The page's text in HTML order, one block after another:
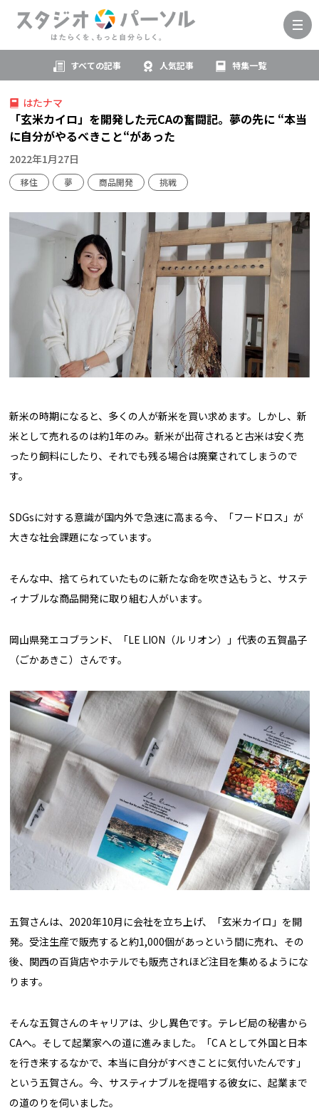
すべての記事 人気記事 特集一覧
はたナマ
「玄米カイロ」を開発した元CAの奮闘記。夢の先に “本当
に自分がやるべきこと“があった
2022年1月27日
移住 夢 商品開発 挑戦
新米の時期になると、多くの人が新米を買い求めます。しかし、新
米として売れるのは約1年のみ。新米が出荷されると古米は安く売
ったり飼料にしたり、それでも残る場合は廃棄されてしまうので
す。
SDGsに対する意識が国内外で急速に高まる今、「フードロス」が
大きな社会課題になっています。
そんな中、捨てられていたものに新たな命を吹き込もうと、サステ
ィナブルな商品開発に取り組む人がいます。
岡山県発エコブランド、「LE LION（ル リオン）」代表の五賀晶子
（ごかあきこ）さんです。
五賀さんは、2020年10月に会社を立ち上げ、「玄米カイロ」を開
発。受注生産で販売すると約1,000個があっという間に売れ、その
後、関西の百貨店やホテルでも販売されほど注目を集めるようにな
ります。
そんな五賀さんのキャリアは、少し異色です。テレビ局の秘書から
CAへ。そして起業家への道に進みました。「CＡとして外国と日本
を行き来するなかで、本当に自分がすべきことに気付いたんです」
という五賀さん。今、サスティナブルを提唱する彼女に、起業まで
の道のりを伺いました。